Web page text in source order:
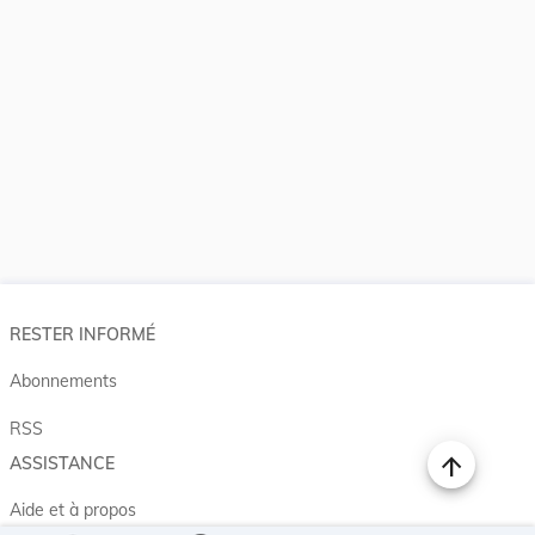
RESTER INFORMÉ
Abonnements
RSS
ASSISTANCE
Aide et à propos